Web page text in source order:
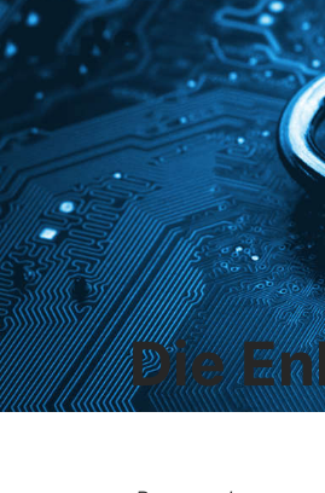
Die